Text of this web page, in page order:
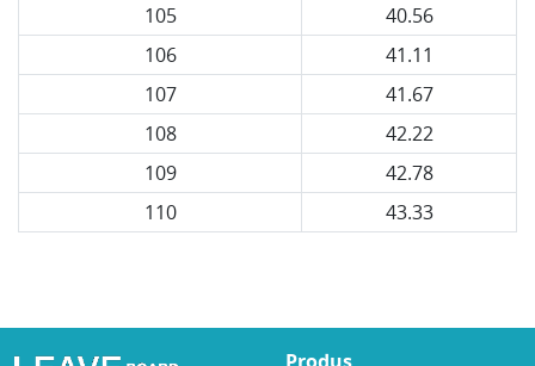
105
40.56
106
41.11
107
41.67
108
42.22
109
42.78
110
43.33